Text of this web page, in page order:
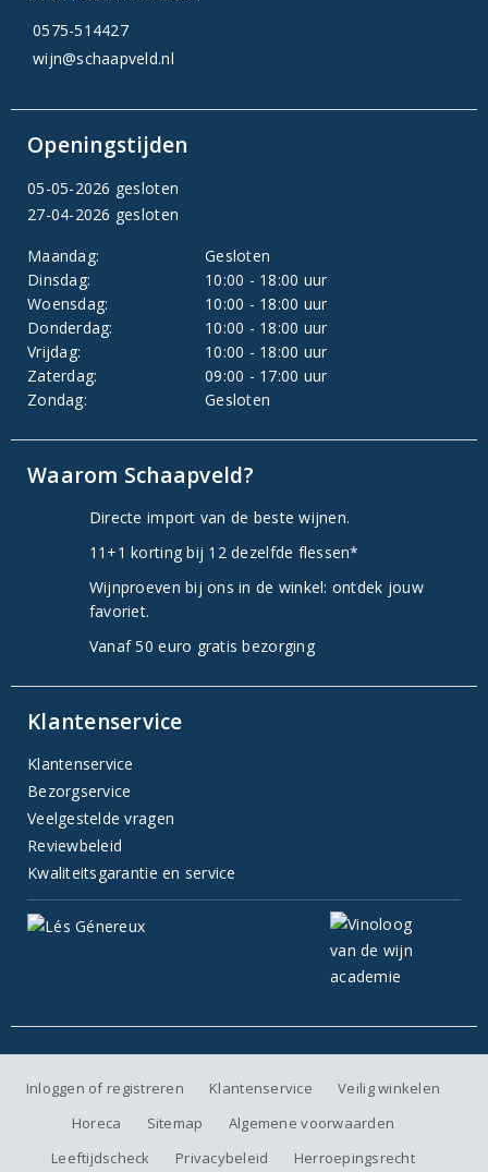
0575-514427
wijn@schaapveld.nl
Openingstijden
05-05-2026 gesloten
27-04-2026 gesloten
Maandag:
Gesloten
Dinsdag:
10:00 - 18:00 uur
Woensdag:
10:00 - 18:00 uur
Donderdag:
10:00 - 18:00 uur
Vrijdag:
10:00 - 18:00 uur
Zaterdag:
09:00 - 17:00 uur
Zondag:
Gesloten
Waarom Schaapveld?
Directe import van de beste wijnen.
11+1 korting bij 12 dezelfde flessen*
Wijnproeven bij ons in de winkel: ontdek jouw
favoriet.
Vanaf 50 euro gratis bezorging
Klantenservice
Klantenservice
Bezorgservice
Veelgestelde vragen
Reviewbeleid
Kwaliteitsgarantie en service
Inloggen of registreren Klantenservice
Veilig winkelen
Horeca
Sitemap
Algemene voorwaarden
Leeftijdscheck
Privacybeleid Herroepingsrecht